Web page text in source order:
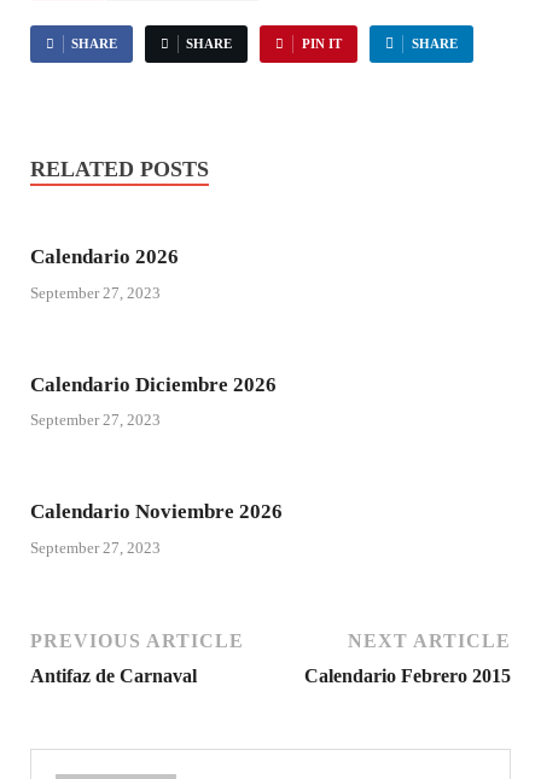
SHARE SHARE PIN IT SHARE
RELATED POSTS
Calendario 2026
September 27, 2023
Calendario Diciembre 2026
September 27, 2023
Calendario Noviembre 2026
September 27, 2023
PREVIOUS ARTICLE
Antifaz de Carnaval
NEXT ARTICLE
Calendario Febrero 2015